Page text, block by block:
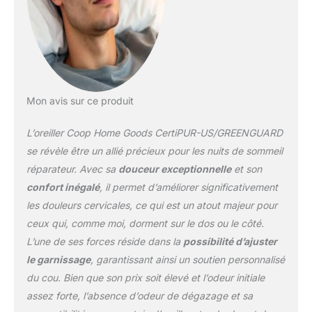
oreillers de soutien du
cou Coop Home Goods
pour dormir sont parfaits
pour toutes les formes et
circulation de l'air.
forme Oomph et
rembourrage en
microfibre pour un
confort ultime. Les
GreenGuard Gold et
Certipur-US garantissent
des matériaux sûrs.
Forme croissant : fournit
un soutien
supplémentaire autour
Mon avis sur ce produit
L’oreiller Coop Home Goods CertiPUR-US/GREENGUARD
se révèle être un allié précieux pour les nuits de sommeil
réparateur. Avec sa douceur exceptionnelleet son
confort inégalé, il permet d’améliorer significativement
les douleurs cervicales, ce qui est un atout majeur pour
ceux qui, comme moi, dorment sur le dos ou le côté.
L’une de ses forces réside dans la possibilité d’ajuster
le garnissage, garantissant ainsi un soutien personnalisé
du cou. Bien que son prix soit élevé et l’odeur initiale
assez forte, l’absence d’odeur de dégazage et sa